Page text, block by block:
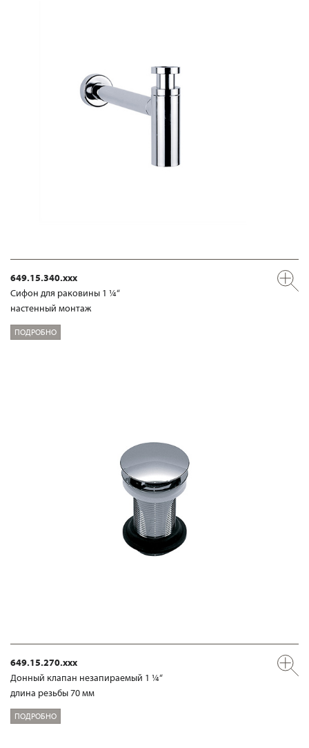
649.15.340.xxx
Сифон для раковины 1 ¼“
настенный монтаж
ПОДРОБНО
649.15.270.xxx
Донный клапан незапираемый 1 ¼“
длина резьбы 70 мм
ПОДРОБНО